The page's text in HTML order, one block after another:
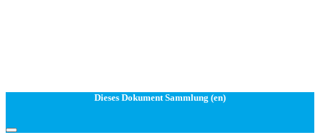
Dieses Dokument Sammlung (en)